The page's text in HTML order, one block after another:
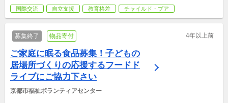
国際交流 自立支援 教育格差 チャイルド・プア
募集終了 物品寄付 4年以上前
ご家庭に眠る食品募集！子どもの
居場所づくりの応援するフードド
ライブにご協力下さい
京都市福祉ボランティアセンター